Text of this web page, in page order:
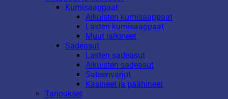
Kumisaappaat
Aikuisten kumisaappaat
Lasten kumisaappaat
Muut jalkineet
Sadeasut
Lasten sadeasut
Aikuisten sadeasut
Sateenvarjot
Käsineet ja päähineet
Tarjoukset